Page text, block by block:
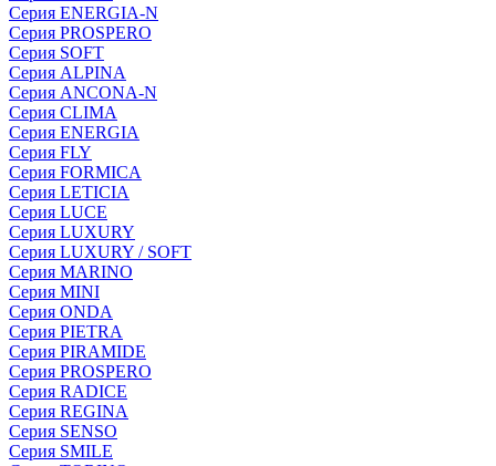
Серия ENERGIA-N
Серия PROSPERO
Серия SOFT
Серия ALPINA
Серия ANCONA-N
Серия CLIMA
Серия ENERGIA
Серия FLY
Серия FORMICA
Серия LETICIA
Серия LUCE
Серия LUXURY
Серия LUXURY / SOFT
Серия MARINO
Серия MINI
Серия ONDA
Серия PIETRA
Серия PIRAMIDE
Серия PROSPERO
Серия RADICE
Серия REGINA
Серия SENSO
Серия SMILE